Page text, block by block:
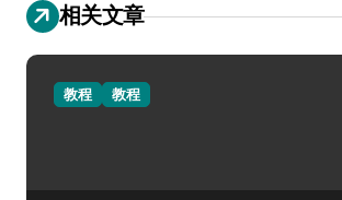
相关文章
教程 教程